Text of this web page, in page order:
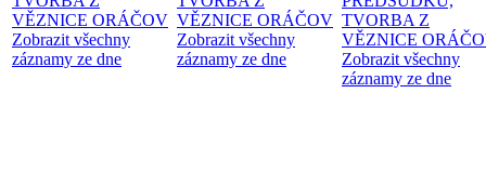
VĚZNICE ORÁČOV
Zobrazit všechny
záznamy ze dne
VĚZNICE ORÁČOV
Zobrazit všechny
záznamy ze dne
TVORBA Z
VĚZNICE
Zobrazit všechny
záznamy ze dne